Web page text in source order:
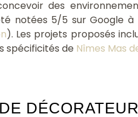
des
notées 5/5 sur Google à
). Les projets proposés
spécificités de Nîmes Mas